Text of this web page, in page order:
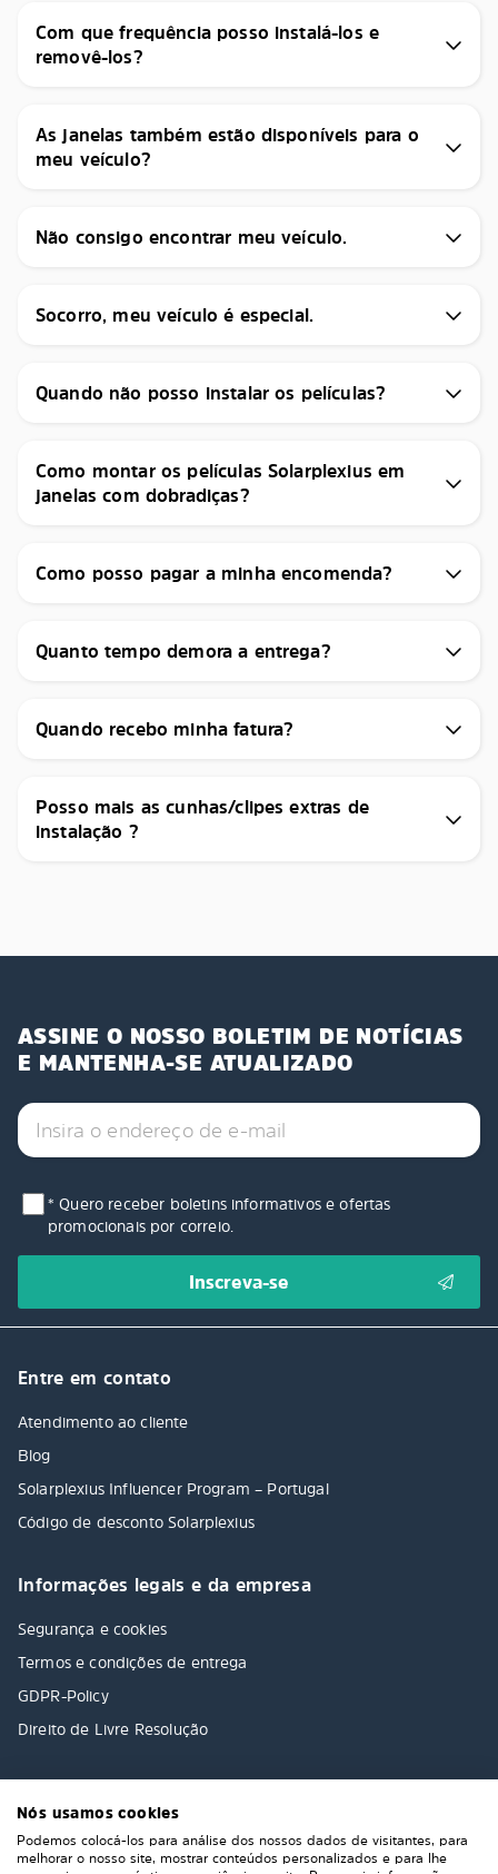
Com que frequência posso instalá-los e
removê-los?
As janelas também estão disponíveis para o
meu veículo?
Não consigo encontrar meu veículo.
Socorro, meu veículo é especial.
Quando não posso instalar os películas?
Como montar os películas Solarplexius em
janelas com dobradiças?
Como posso pagar a minha encomenda?
Quanto tempo demora a entrega?
Quando recebo minha fatura?
Posso mais as cunhas/clipes extras de
instalação ?
ASSINE O NOSSO BOLETIM DE NOTÍCIAS
E MANTENHA-SE ATUALIZADO
* Quero receber boletins informativos e ofertas
promocionais por correio.
Entre em contato
Atendimento ao cliente
Blog
Solarplexius Influencer Program – Portugal
Código de desconto Solarplexius
Informações legais e da empresa
Segurança e cookies
Termos e condições de entrega
GDPR-Policy
Direito de Livre Resolução
Nós usamos cookies
Podemos colocá-los para análise dos nossos dados de visitantes, para
melhorar o nosso site, mostrar conteúdos personalizados e para lhe